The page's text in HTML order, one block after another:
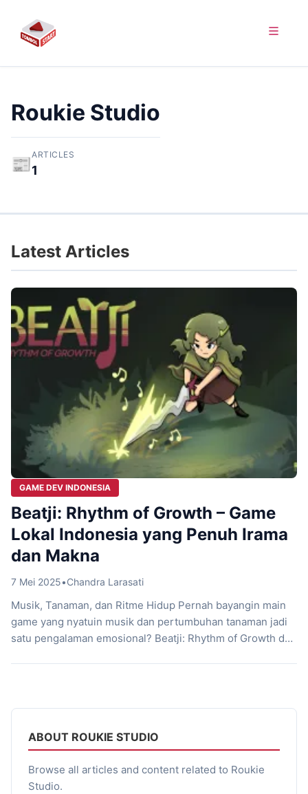
Roukie Studio
📰ARTICLES
1
ABOUT ROUKIE STUDIO
Browse all articles and content related to Roukie
Studio.
Latest Articles
GAME DEV INDONESIA
Beatji: Rhythm of Growth – Game
Lokal Indonesia yang Penuh Irama
dan Makna
7 Mei 2025•Chandra Larasati
Musik, Tanaman, dan Ritme Hidup Pernah bayangin main
game yang nyatuin musik dan pertumbuhan tanaman jadi
satu pengalaman emosional? Beatji: Rhythm of Growth dari